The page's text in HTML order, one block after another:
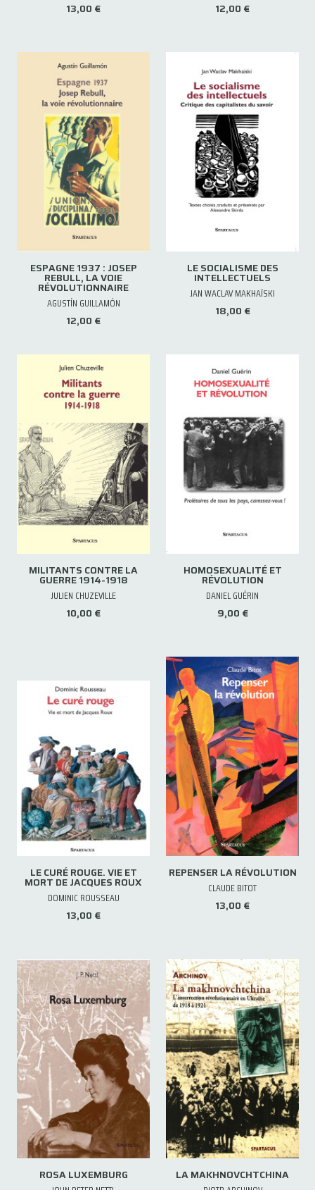
13,00 €
12,00 €
ESPAGNE 1937 : JOSEP
REBULL, LA VOIE
RÉVOLUTIONNAIRE
AGUSTÍN GUILLAMÓN
12,00 €
LE SOCIALISME DES
INTELLECTUELS
JAN WACLAV MAKHAÏSKI
18,00 €
MILITANTS CONTRE LA
GUERRE 1914-1918
JULIEN CHUZEVILLE
10,00 €
HOMOSEXUALITÉ ET
RÉVOLUTION
DANIEL GUÉRIN
9,00 €
LE CURÉ ROUGE. VIE ET
MORT DE JACQUES ROUX
DOMINIC ROUSSEAU
13,00 €
REPENSER LA RÉVOLUTION
CLAUDE BITOT
13,00 €
ROSA LUXEMBURG
LA MAKHNOVCHTCHINA